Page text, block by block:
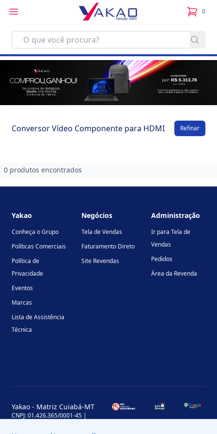
0
itens
Conversor Vídeo Componente para HDMI Refinar
0 produtos encontrados
Yakao
Conheça o Grupo
Políticas Comerciais
Política de
Privacidade
Eventos
Marcas
Lista de Assistência
Técnica
Negócios
Tela de Vendas
Faturamento Direto
Site Revendas
Administração
Ir para Tela de
Vendas
Pedidos
Área da Revenda
Yakao - Matriz Cuiabá-MT
CNPJ: 01.426.365/0001-45 |